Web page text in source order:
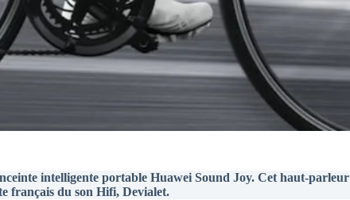
intelligente portable Huawei Sound Joy. Cet haut-parleur
français du son Hifi, Devialet.